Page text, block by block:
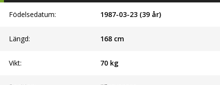
Födelsedatum: 1987-03-23 (39 år)
Längd: 168cm
Vikt: 70kg